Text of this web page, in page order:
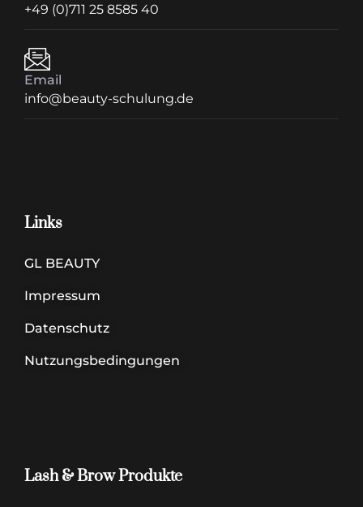
+49 (0)711 25 8585 40
Email
info@beauty-schulung.de
Links
GL BEAUTY
Impressum
Datenschutz
Nutzungsbedingungen
Lash & Brow Produkte